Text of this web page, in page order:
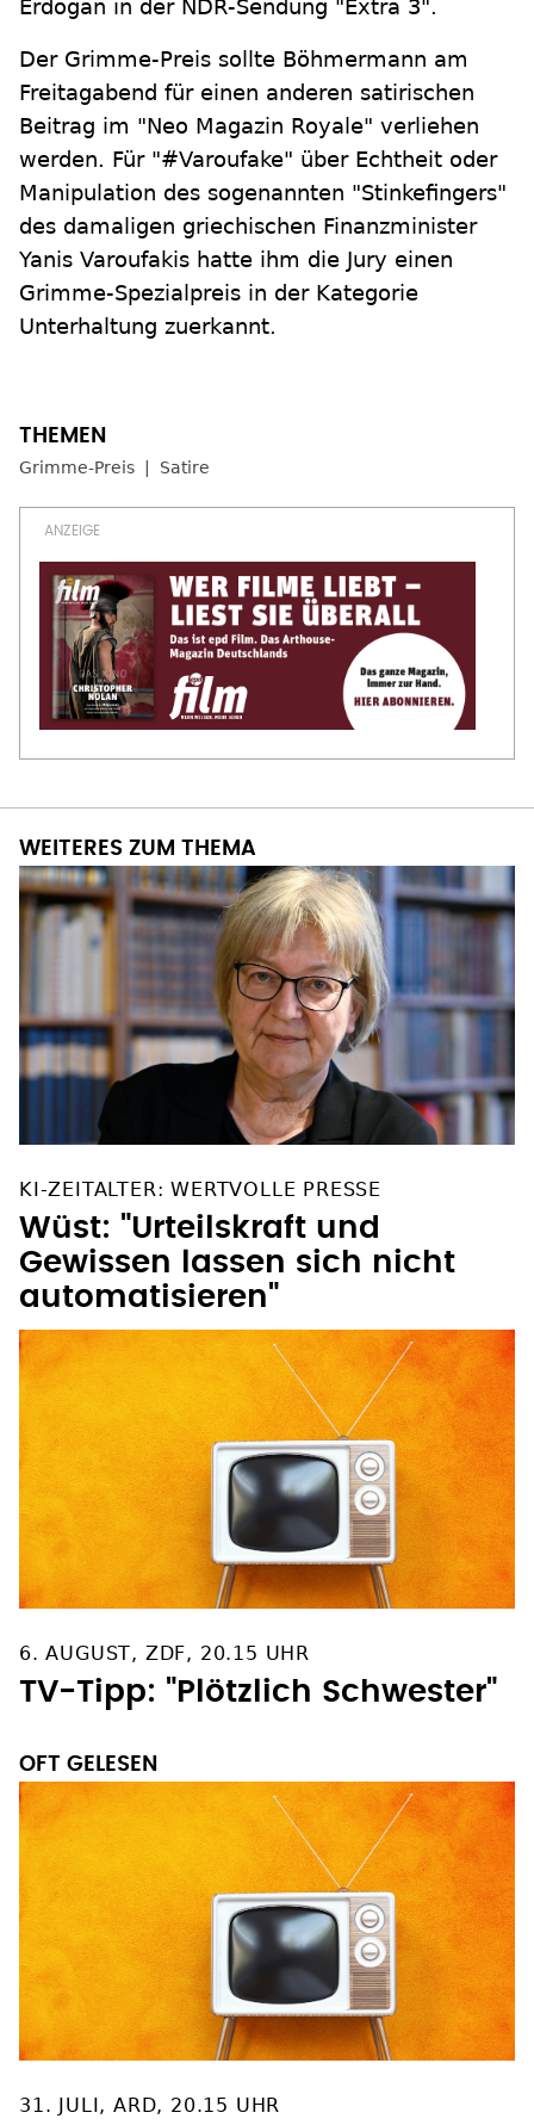
Erdogan in der NDR-Sendung "Extra 3".
Der Grimme-Preis sollte Böhmermann am
Freitagabend für einen anderen satirischen
Beitrag im "Neo Magazin Royale" verliehen
werden. Für "#Varoufake" über Echtheit oder
Manipulation des sogenannten "Stinkefingers"
des damaligen griechischen Finanzminister
Yanis Varoufakis hatte ihm die Jury einen
Grimme-Spezialpreis in der Kategorie
Unterhaltung zuerkannt.
Grimme-Preis Satire
WEITERES ZUM THEMA
KI-ZEITALTER: WERTVOLLE PRESSE
Wüst: "Urteilskraft und
Gewissen lassen sich nicht
automatisieren"
6. AUGUST, ZDF, 20.15 UHR
TV-Tipp: "Plötzlich Schwester"
OFT GELESEN
31. JULI, ARD, 20.15 UHR